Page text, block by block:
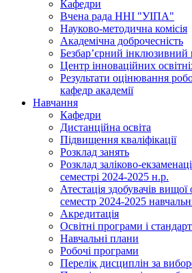
Кафедри
Вчена рада ННІ "УІПА"
Науково-методична комісія
Академічна доброчесність
Безбар’єрний інклюзивний
Центр інноваційних
Результати оцінювання
кафедр академії
Навчання
Кафедри
Дистанційна освіта
Підвищення кваліфікації
Розклад занять
Розклад заліково-
семестрі 2024-2025 н.р.
Атестація здобувачів
семестр 2024-2025
Акредитація
Освітні програми і
Навчальні плани
Робочі програми
Перелік дисциплін за